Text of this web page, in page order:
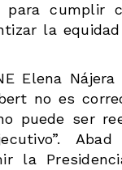
para cumplir
la
Elena
no es
puede ser
la